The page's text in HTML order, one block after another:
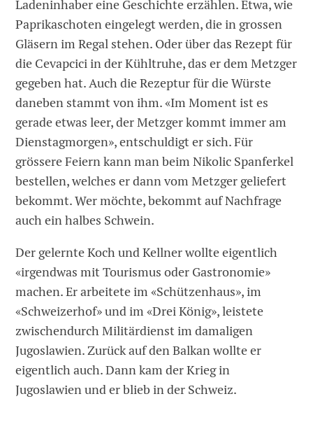
Ladeninhaber eine Geschichte erzählen. Etwa, wie
Paprikaschoten eingelegt werden, die in grossen
Gläsern im Regal stehen. Oder über das Rezept für
die Cevapcici in der Kühltruhe, das er dem Metzger
gegeben hat. Auch die Rezeptur für die Würste
daneben stammt von ihm. «Im Moment ist es
gerade etwas leer, der Metzger kommt immer am
Dienstagmorgen», entschuldigt er sich. Für
grössere Feiern kann man beim Nikolic Spanferkel
bestellen, welches er dann vom Metzger geliefert
bekommt. Wer möchte, bekommt auf Nachfrage
auch ein halbes Schwein.
Der gelernte Koch und Kellner wollte eigentlich
«irgendwas mit Tourismus oder Gastronomie»
machen. Er arbeitete im «Schützenhaus», im
«Schweizerhof» und im «Drei König», leistete
zwischendurch Militärdienst im damaligen
Jugoslawien. Zurück auf den Balkan wollte er
eigentlich auch. Dann kam der Krieg in
Jugoslawien und er blieb in der Schweiz.